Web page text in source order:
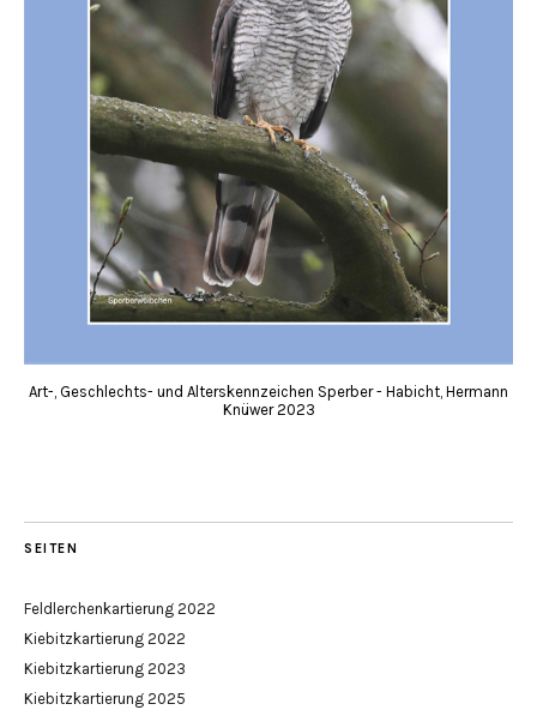
Art-, Geschlechts- und Alterskennzeichen Sperber - Habicht, Hermann
Knüwer 2023
SEITEN
Feldlerchenkartierung 2022
Kiebitzkartierung 2022
Kiebitzkartierung 2023
Kiebitzkartierung 2025